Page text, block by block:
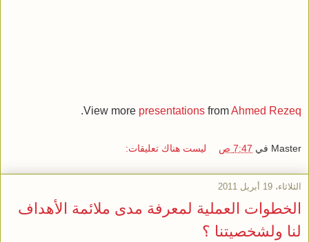
View more presentations fromAhmed Rezeq
.
Master في 7:47 ص ليست هناك تعليقات:
الثلاثاء، 19 أبريل 2011
الخطوات العملية لمعرفة مدى ملائمة الأهداف
لنا ولشخصيتنا ؟